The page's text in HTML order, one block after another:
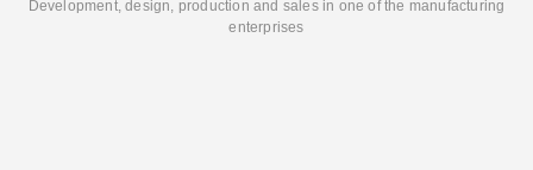
Development, design, production and sales in one of the manufacturing
enterprises